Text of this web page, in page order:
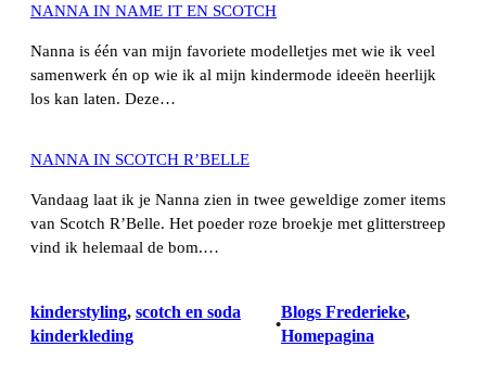
NANNA IN NAME IT EN SCOTCH
Nanna is één van mijn favoriete modelletjes met wie ik veel
samenwerk én op wie ik al mijn kindermode ideeën heerlijk
los kan laten. Deze…
NANNA IN SCOTCH R’BELLE
Vandaag laat ik je Nanna zien in twee geweldige zomer items
van Scotch R’Belle. Het poeder roze broekje met glitterstreep
vind ik helemaal de bom.…
kinderstyling, scotch en soda
kinderkleding
•
Blogs Frederieke ,
Homepagina